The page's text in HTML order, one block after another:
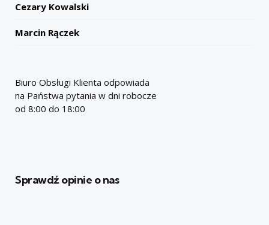
Cezary Kowalski
Marcin Rączek
Biuro Obsługi Klienta odpowiada
na Państwa pytania w dni robocze
od 8:00 do 18:00
Sprawdź opinie o nas